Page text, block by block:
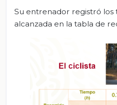
Su entrenador registró los
alcanzada en la tabla de